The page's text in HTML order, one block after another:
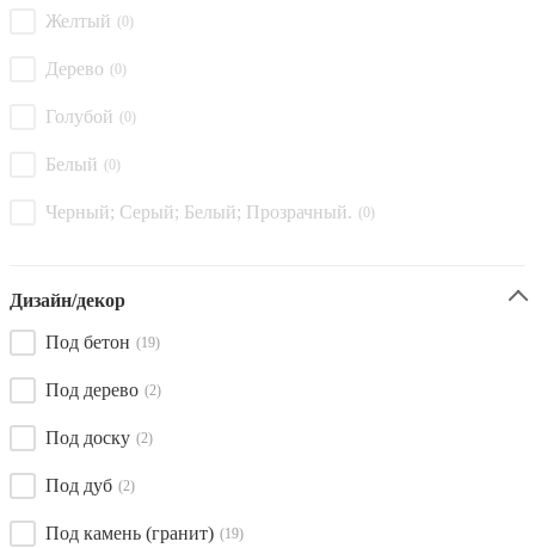
Желтый (0)
Дерево (0)
Голубой (0)
Белый (0)
Черный; Серый; Белый; Прозрачный. (0)
Дизайн/декор
Под бетон (19)
Под дерево (2)
Под доску (2)
Под дуб (2)
Под камень (гранит) (19)